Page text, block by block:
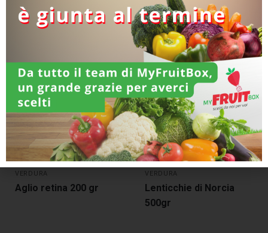
Prodotti correlati
VERDURA
Aglio retina 200 gr
VERDURA
Lenticchie di Norcia
500gr